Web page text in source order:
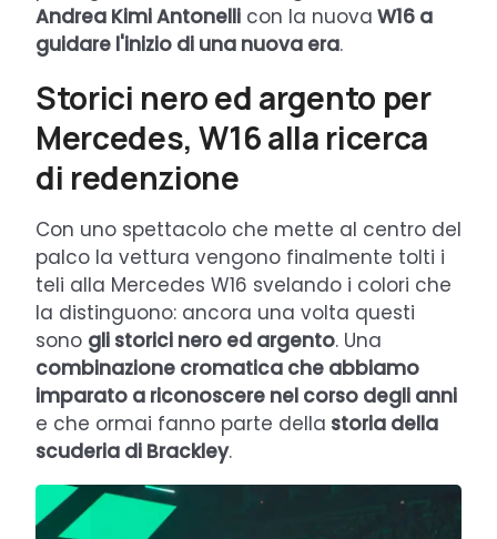
Andrea Kimi Antonelli con la nuova W16 a
guidare l'inizio di una nuova era.
Storici nero ed argento per
Mercedes, W16 alla ricerca
di redenzione
Con uno spettacolo che mette al centro del
palco la vettura vengono finalmente tolti i
teli alla Mercedes W16 svelando i colori che
la distinguono: ancora una volta questi
sono gli storici nero ed argento. Una
combinazione cromatica che abbiamo
imparato a riconoscere nel corso degli anni
e che ormai fanno parte della storia della
scuderia di Brackley.